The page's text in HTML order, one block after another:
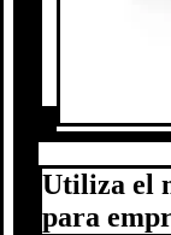
Utiliza el
para